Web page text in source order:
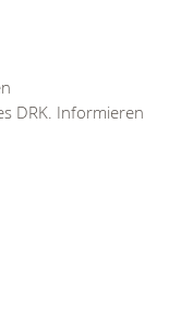
DRK. Informieren